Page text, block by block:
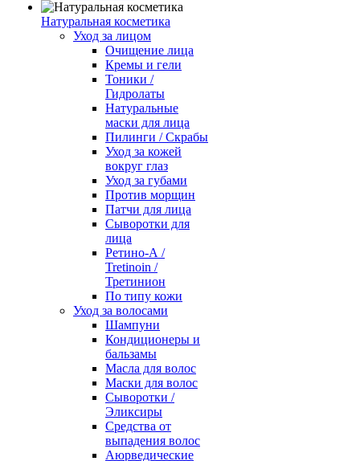
Натуральная косметика
Уход за лицом
Очищение лица
Кремы и гели
Тоники /
Гидролаты
Натуральные
маски для лица
Пилинги / Cкрабы
Уход за кожей
вокруг глаз
Уход за губами
Против морщин
Патчи для лица
Сыворотки для
лица
Ретино-А /
Tretinoin /
Третинион
По типу кожи
Уход за волосами
Шампуни
Кондиционеры и
бальзамы
Масла для волос
Маски для волос
Сыворотки /
Эликсиры
Средства от
выпадения волос
Аюрведические